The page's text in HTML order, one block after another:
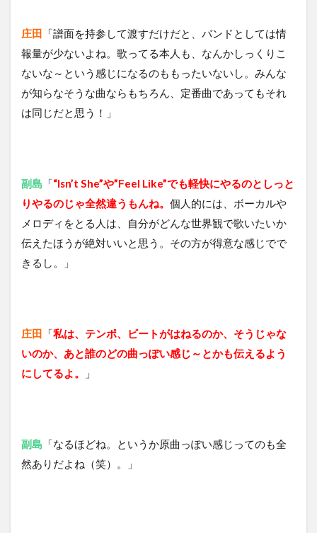
庄田 「譜面を持参して渡すだけだと、バンドとしては情
報量が少ないよね。歌ってる本人も、なんかしっくりこ
ないな～という感じになるのももったいないし。みんな
が知らなそうな曲ならもちろん、定番曲であってもそれ
は同じだと思う！」
副島 「“Isn’t She”や”Feel Like”でも軽快にやるのとしっと
りやるのじゃ全然違うもんね。 個人的には、ボーカルや
メロディをとる人は、自分がどんな世界観で歌いたいか
伝えたほうが絶対いいと思う。その方が得意な感じでで
きるし。」
庄田 「私は、テンポ、ビートがはねるのか、そうじゃな
いのか、あと誰のどの曲っぽい感じ～とかも伝えるよう
にしてるよ。
」
副島 「なるほどね。というか原曲っぽい感じってのも全
然ありだよね（笑）。」